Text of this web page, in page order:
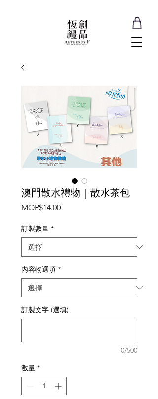
澳門散水禮物｜散水茶包
MOP$14.00價
訂製數量 *
內容物選項 *
訂製文字 (選填)
0/500
數量 *